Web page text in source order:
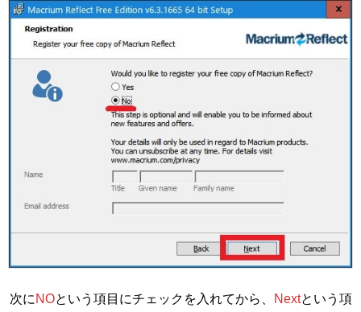
次に NOという項目にチェックを入れてから、 Nextという項